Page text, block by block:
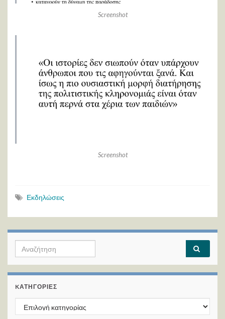
Screenshot
Screenshot
Εκδηλώσεις
Search for:
KΑΤΗΓΟΡΊΕΣ
Kατηγορίες